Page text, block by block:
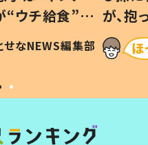
“ウチ給食”を
は #令和の親
せなNEWS編集部
が、
「涙が
い」